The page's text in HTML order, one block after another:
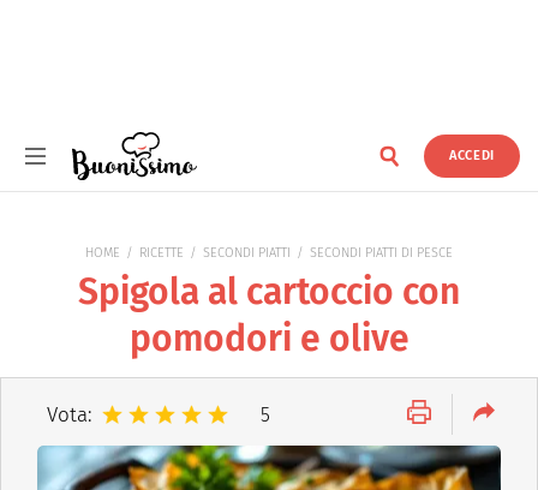
ACCEDI
HOME RICETTE SECONDI PIATTI SECONDI PIATTI DI PESCE
Spigola al cartoccio con
pomodori e olive
Vota: 5